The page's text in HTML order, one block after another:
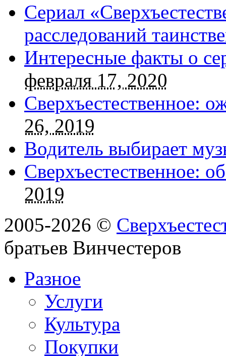
Сериал
расследований
Интересные факты о
февраля 17, 2020
Сверхъестественное:
26, 2019
Водитель выбирает
Сверхъестественное:
2019
2005-2026 ©
братьев Винчестеров
Разное
Услуги
Культура
Покупки